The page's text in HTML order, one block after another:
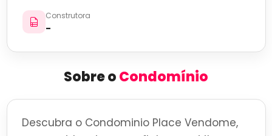
Construtora
-
Sobre oCondomínio
Descubra o Condominio Place Vendome,